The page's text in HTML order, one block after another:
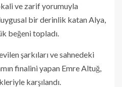
ve zarif yorumuyla
bir derinlik katan Alya,
beğeni topladı.
şarkıları ve sahnedeki
finalini yapan Emre Altuğ,
karşılandı.